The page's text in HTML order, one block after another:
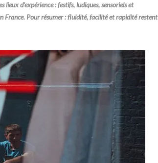
d’expérience : festifs, ludiques, sensoriels et
France. Pour résumer : fluidité, facilité et rapidité restent